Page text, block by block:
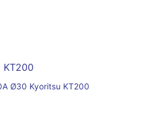
Ø30 Kyoritsu KT200